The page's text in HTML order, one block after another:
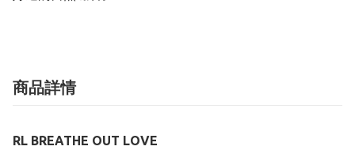
商品詳情
RL BREATHE OUT LOVE